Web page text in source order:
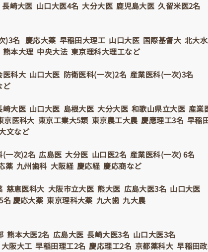
崎大医 山口大医4名 大分大医 鹿児島大医 久留米医2名
名 慶応大薬 早稲田大理工 山口大医 国際基督大 北大
本大理 中央大法 東京理科大理工など
科大 山口大医 防衛医科(一次)2名 産業医科(一次)3名
ど
大医 山口大医 島根大医 大分大医 和歌山県立大医 産業
医科大 東京工業大5類 東京農工大農 慶應理工3名 早稲
文など
次)2名 広島医 大分医 山口医2名 産業医科(一次) 6名
薬 九州歯科 大阪経 慶応経 慶応商など
恵医科大 大阪市立大医 熊大医 広島大医3名 山口大医
慶応大薬 東京理科大薬 九大歯 九大農
本大医2名 広島大医 長崎大医3名 山口大医3名
阪大工 早稲田理工2名 慶応理工2名 京都薬科大 早稲田